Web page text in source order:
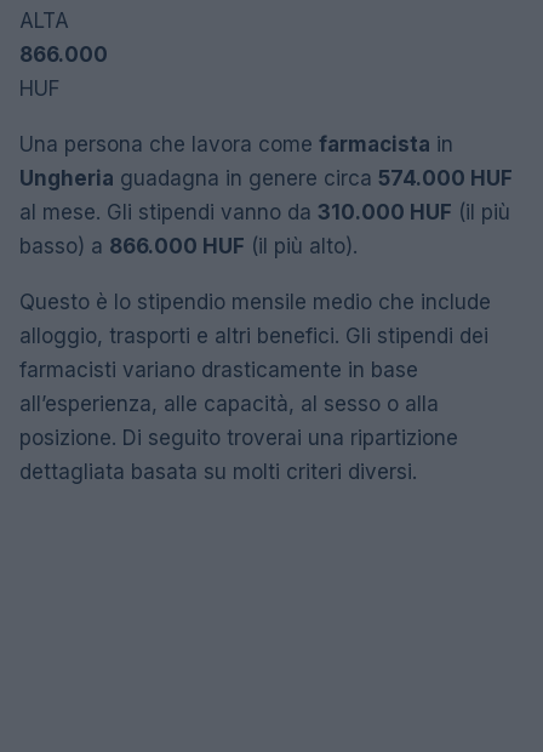
ALTA
866.000
HUF
Una persona che lavora come farmacista in
Ungheria guadagna in genere circa 574.000 HUF
al mese. Gli stipendi vanno da 310.000 HUF (il più
basso) a 866.000 HUF (il più alto).
Questo è lo stipendio mensile medio che include
alloggio, trasporti e altri benefici. Gli stipendi dei
farmacisti variano drasticamente in base
all’esperienza, alle capacità, al sesso o alla
posizione. Di seguito troverai una ripartizione
dettagliata basata su molti criteri diversi.